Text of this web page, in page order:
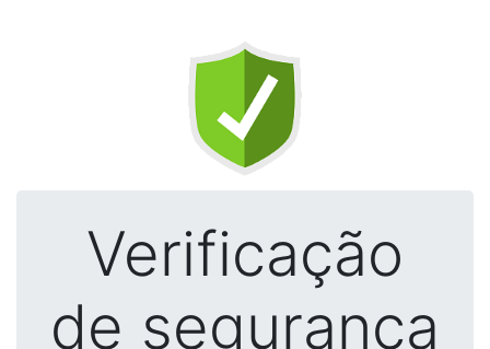
Verificação
de segurança